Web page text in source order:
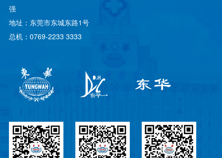
强
地址：东莞市东城东路1号
总机：0769-2233 3333